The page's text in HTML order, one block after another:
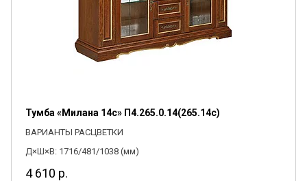
Тумба «Милана 14с» П4.265.0.14(265.14с)
ВАРИАНТЫ РАСЦВЕТКИ
Д×Ш×В: 1716/481/1038 (мм)
4 610 р.